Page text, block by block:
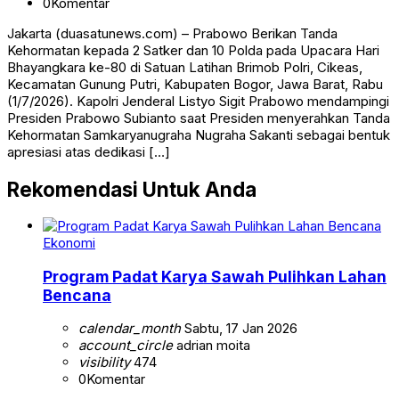
Jakarta (duasatunews.com) – Prabowo Berikan Tanda
Kehormatan kepada 2 Satker dan 10 Polda pada Upacara Hari
Bhayangkara ke-80 di Satuan Latihan Brimob Polri, Cikeas,
Kecamatan Gunung Putri, Kabupaten Bogor, Jawa Barat, Rabu
(1/7/2026). Kapolri Jenderal Listyo Sigit Prabowo mendampingi
Presiden Prabowo Subianto saat Presiden menyerahkan Tanda
Kehormatan Samkaryanugraha Nugraha Sakanti sebagai bentuk
apresiasi atas dedikasi […]
Rekomendasi Untuk Anda
Ekonomi
Program Padat Karya Sawah Pulihkan Lahan
Bencana
calendar_monthSabtu, 17 Jan 2026
account_circleadrian moita
visibility474
0Komentar